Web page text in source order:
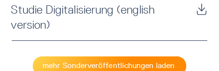
Studie Digitalisierung (english
version)
mehr Sonderveröffentlichungen laden